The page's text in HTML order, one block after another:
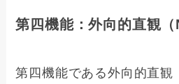
第四機能：外向的直観
第四機能である外向的直観